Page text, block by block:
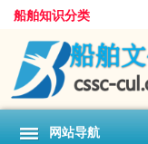
船舶知识分类
网站导航